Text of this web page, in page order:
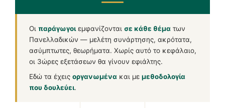
Οι παράγωγοιεμφανίζονται σε κάθε θέμα των
Πανελλαδικών — μελέτη συνάρτησης, ακρότατα,
ασύμπτωτες, θεωρήματα. Χωρίς αυτό το κεφάλαιο,
οι 3ώρες εξετάσεων θα γίνουν εφιάλτης.
Εδώ τα έχεις οργανωμένα και με μεθοδολογία
που δουλεύει.